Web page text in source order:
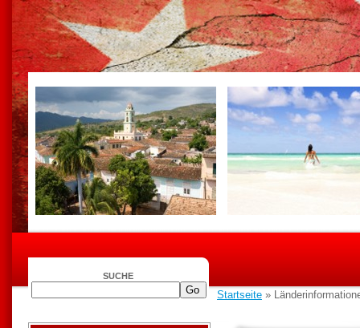
SUCHE
Startseite »